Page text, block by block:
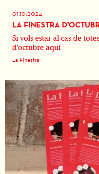
01.10.2024
LA FINESTRA
Si vols estar al cas de
d'octubre aquí
La Finestra